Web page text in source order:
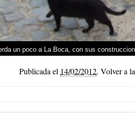
un poco a La Boca, con sus
Publicada el 14/02/2012. Volver a